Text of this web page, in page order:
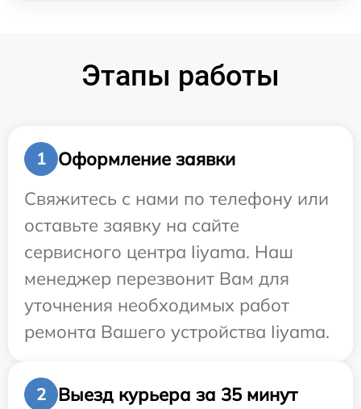
Этапы работы
1
Оформление заявки
Свяжитесь с нами по телефону или
оставьте заявку на сайте
сервисного центра Iiyama. Наш
менеджер перезвонит Вам для
уточнения необходимых работ
ремонта Вашего устройства Iiyama.
2
Выезд курьера за 35 минут